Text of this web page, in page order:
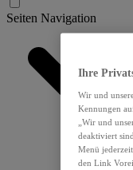
Seiten Navigation
Ihre
Wir und
Kennungen
„Wir und
deaktiviert
Menü
den Link